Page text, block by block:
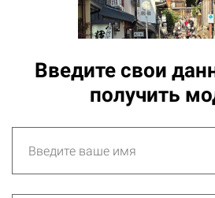
Введите свои
получить